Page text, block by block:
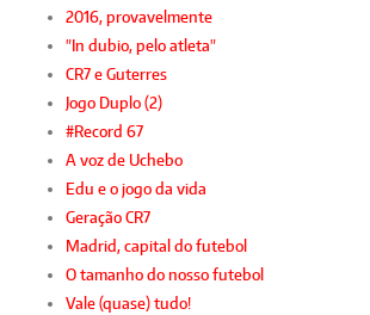
2016, provavelmente
"In dubio, pelo atleta"
CR7 e Guterres
Jogo Duplo (2)
#Record 67
A voz de Uchebo
Edu e o jogo da vida
Geração CR7
Madrid, capital do futebol
O tamanho do nosso futebol
Vale (quase) tudo!